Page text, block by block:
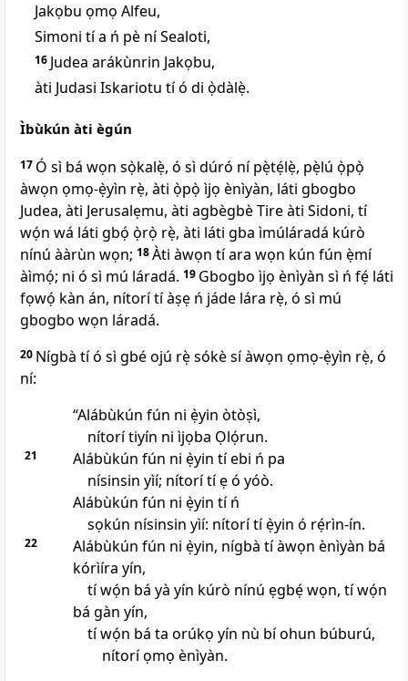
Jakọbu ọmọ Alfeu,
Simoni tí a ń pè ní Sealoti,
16 Judea arákùnrin Jakọbu,
àti Judasi Iskariotu tí ó di ọ̀dàlẹ̀.
Ìbùkún àti ègún
17 Ó sì bá wọn sọ̀kalẹ̀, ó sì dúró ní pẹ̀tẹ́lẹ̀, pẹ̀lú ọ̀pọ̀
àwọn ọmọ-ẹ̀yìn rẹ̀, àti ọ̀pọ̀ ìjọ ènìyàn, láti gbogbo
Judea, àti Jerusalẹmu, àti agbègbè Tire àti Sidoni, tí
wọ́n wá láti gbọ́ ọ̀rọ̀ rẹ̀, àti láti gba ìmúláradá kúrò
nínú ààrùn wọn; 18Àti àwọn tí ara wọn kún fún ẹ̀mí
àìmọ́; ni ó sì mú láradá. 19 Gbogbo ìjọ ènìyàn sì ń fẹ́ láti
fọwọ́ kàn án, nítorí tí àṣẹ ń jáde lára rẹ̀, ó sì mú
gbogbo wọn láradá.
20 Nígbà tí ó sì gbé ojú rẹ̀ sókè sí àwọn ọmọ-ẹ̀yìn rẹ̀, ó
ní:
“Alábùkún fún ni ẹ̀yin òtòṣì,
nítorí tiyín ni ìjọba Ọlọ́run.
21
Alábùkún fún ni ẹ̀yin tí ebi ń pa
nísinsin yìí; nítorí tí ẹ ó yóò.
Alábùkún fún ni ẹ̀yin tí ń
sọkún nísinsin yìí: nítorí tí ẹ̀yin ó rẹ́rìn-ín.
22
Alábùkún fún ni ẹ̀yin, nígbà tí àwọn ènìyàn bá
kórìíra yín,
tí wọ́n bá yà yín kúrò nínú ẹgbẹ́ wọn, tí wọ́n
bá gàn yín,
tí wọ́n bá ta orúkọ yín nù bí ohun búburú,
nítorí ọmọ ènìyàn.